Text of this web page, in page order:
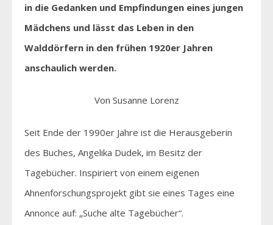
in die Gedanken und Empfindungen eines jungen
Mädchens und lässt das Leben in den
Walddörfern in den frühen 1920er Jahren
anschaulich werden.
Von Susanne Lorenz
Seit Ende der 1990er Jahre ist die Herausgeberin
des Buches, Angelika Dudek, im Besitz der
Tagebücher. Inspiriert von einem eigenen
Ahnenforschungsprojekt gibt sie eines Tages eine
Annonce auf: „Suche alte Tagebücher“.